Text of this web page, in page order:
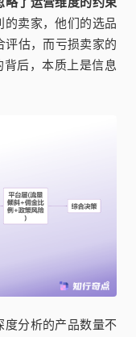
卖家，他们的选品
估，而亏损卖家的
后，本质上是信息
度分析的产品数量不